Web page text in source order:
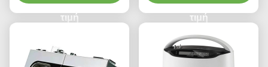
μόνωσης φορητή
τιμή
φρούτα
τιμή